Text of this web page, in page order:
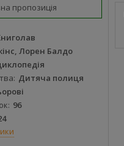
пропозиція
Лорен Балдо
Дитяча полиця
96